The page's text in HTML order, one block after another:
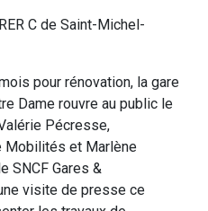
C de Saint-Michel-
pour rénovation, la gare
Dame rouvre au public le
Pécresse,
Mobilités et Marlène
SNCF Gares &
visite de presse ce